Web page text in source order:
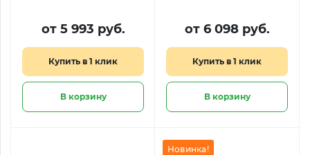
от 5 993 руб.
Купить в 1 клик
В корзину
от 6 098 руб.
Купить в 1 клик
В корзину
Новинка!